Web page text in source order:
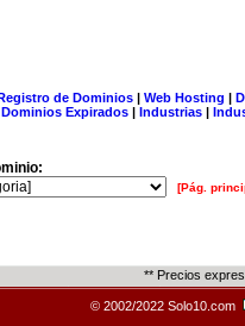
de Dominios| Web Hosting |
Dominios Expirados | Industrias |
[Pág.
** Precios
© 2002/2022 Solo10.com